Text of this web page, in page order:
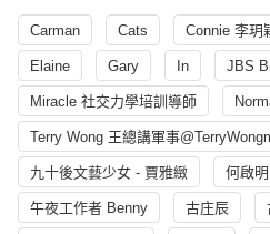
Carman Cats Connie 李玥
Elaine Gary In JBS
Miracle 社交力學培訓導師
Terry Wong 王總講軍事
九十後文藝少女 - 賈雅緻 何啟明
午夜工作者 Benny 古庄辰